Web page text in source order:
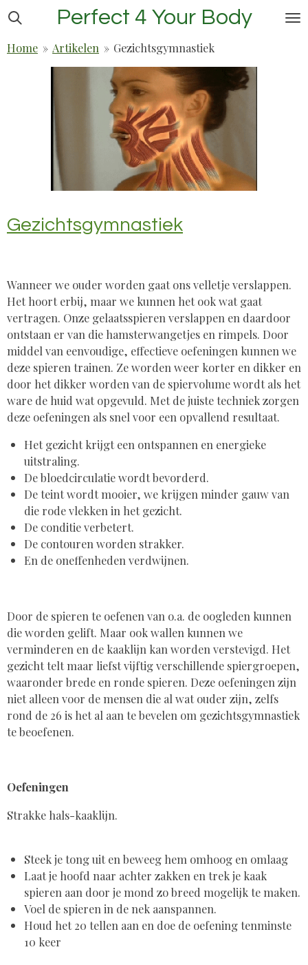
Ga
naar
Perfect 4 Your Body
Home » Artikelen » Gezichtsgymnastiek
Gezichtsgymnastiek
Wanneer we ouder worden gaat ons velletje verslappen.
Het hoort erbij, maar we kunnen het ook wat gaat
vertragen. Onze gelaatsspieren verslappen en daardoor
ontstaan er van die hamsterwangetjes en rimpels. Door
middel van eenvoudige, effectieve oefeningen kunnen we
deze spieren trainen. Ze worden weer korter en dikker en
door het dikker worden van de spiervolume wordt als het
ware de huid wat opgevuld. Met de juiste techniek zorgen
deze oefeningen als snel voor een opvallend resultaat.
Het gezicht krijgt een ontspannen en energieke
uitstraling.
De bloedcirculatie wordt bevorderd.
De teint wordt mooier, we krijgen minder gauw van
die rode vlekken in het gezicht.
De conditie verbetert.
De contouren worden strakker.
En de oneffenheden verdwijnen.
Door de spieren te oefenen van o.a. de oogleden kunnen
die worden gelift. Maar ook wallen kunnen we
verminderen en de kaaklijn kan worden verstevigd. Het
gezicht telt maar liefst vijftig verschillende spiergroepen,
waaronder brede en ronde spieren. Deze oefeningen zijn
niet alleen voor de mensen die al wat ouder zijn, zelfs
rond de 26 is het al aan te bevelen om gezichtsgymnastiek
te beoefenen.
Oefeningen
Strakke hals-kaaklijn.
Steek je tong uit en beweeg hem omhoog en omlaag
Laat je hoofd naar achter zakken en trek je kaak
spieren aan door je mond zo breed mogelijk te maken.
Voel de spieren in de nek aanspannen.
Houd het 20 tellen aan en doe de oefening tenminste
10 keer